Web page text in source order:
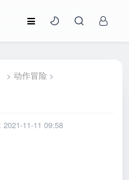
>动作冒险 >
2021-11-11 09:58